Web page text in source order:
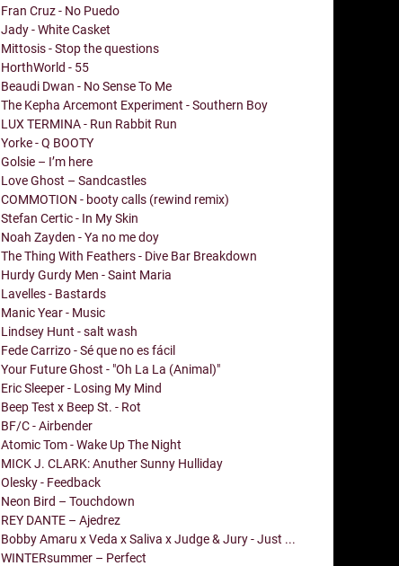
Fran Cruz - No Puedo
Jady - White Casket
Mittosis - Stop the questions
HorthWorld - 55
Beaudi Dwan - No Sense To Me
The Kepha Arcemont Experiment - Southern Boy
LUX TERMINA - Run Rabbit Run
Yorke - Q BOOTY
Golsie – I’m here
Love Ghost – Sandcastles
COMMOTION - booty calls (rewind remix)
Stefan Certic - In My Skin
Noah Zayden - Ya no me doy
The Thing With Feathers - Dive Bar Breakdown
Hurdy Gurdy Men - Saint Maria
Lavelles - Bastards
Manic Year - Music
Lindsey Hunt - salt wash
Fede Carrizo - Sé que no es fácil
Your Future Ghost - "Oh La La (Animal)"
Eric Sleeper - Losing My Mind
Beep Test x Beep St. - Rot
BF/C - Airbender
Atomic Tom - Wake Up The Night
MICK J. CLARK: Anuther Sunny Hulliday
Olesky - Feedback
Neon Bird – Touchdown
REY DANTE – Ajedrez
Bobby Amaru x Veda x Saliva x Judge & Jury - Just ...
WINTERsummer – Perfect